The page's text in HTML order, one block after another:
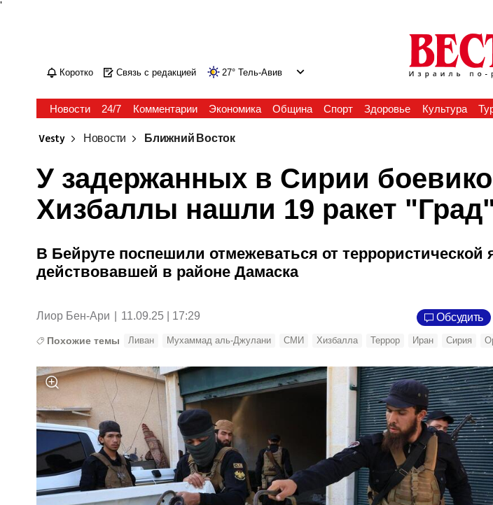
'
Коротко Связь с редакцией 27° Тель-Авив
Новости 24/7 Комментарии Экономика Община Спорт Здоровье Культура
Vesty Новости Ближний Восток
У задержанных в Сирии
Хизбаллы нашли 19 ракет
В Бейруте поспешили отмежеваться от террористической
действовавшей в районе Дамаска
Лиор Бен-Ари 11.09.25 | 17:29 Обсудить
Похожие темы Ливан Мухаммад аль-Джулани СМИ Хизбалла Террор Иран Сирия